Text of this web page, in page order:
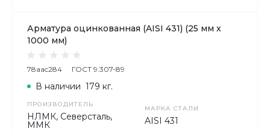
Арматура оцинкованная (AISI 431) (25 мм х
1000 мм)
78aac284 ГОСТ 9.307-89
ПРОИЗВОДИТЕЛЬ
НЛМК, Северсталь,
ММК
МАРКА СТАЛИ
AISI 431
В наличии 179 кг.